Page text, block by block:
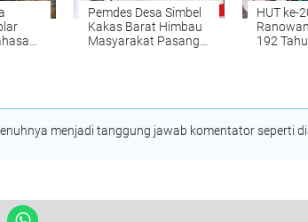
Pemdes Desa Simbel
Kakas Barat Himbau
Masyarakat Pasang
HUT ke-
192
Rakyat
menjadi tanggung jawab komentator seperti